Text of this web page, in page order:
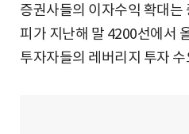
증권사들의 이자수익 확대는
피가 지난해 말 4200선에서
투자자들의 레버리지 투자